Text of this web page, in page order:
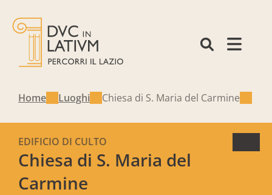
Home Luoghi Chiesa di S. Maria del Carmine
Chiesa di S. Maria del
Carmine
EDIFICIO DI CULTO